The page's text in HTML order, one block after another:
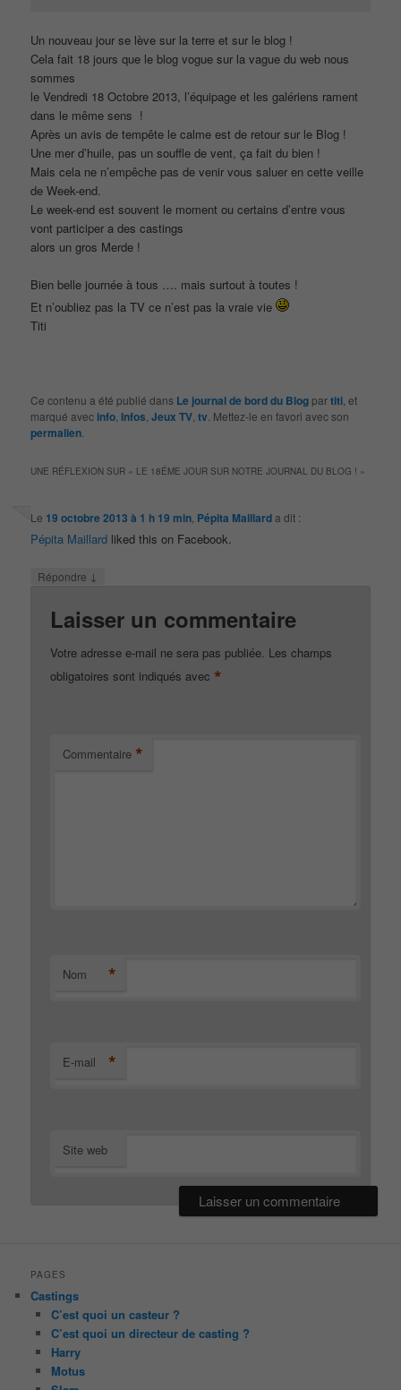
Un nouveau jour se lève sur la terre et sur le blog !
Cela fait 18 jours que le blog vogue sur la vague du web nous
sommes
le Vendredi 18 Octobre 2013, l’équipage et les galériens rament
dans le même sens !
Après un avis de tempête le calme est de retour sur le Blog !
Une mer d’huile, pas un souffle de vent, ça fait du bien !
Mais cela ne n’empêche pas de venir vous saluer en cette veille
de Week-end.
Le week-end est souvent le moment ou certains d’entre vous
vont participer a des castings
alors un gros Merde !
Bien belle journée à tous …. mais surtout à toutes !
Et n’oubliez pas la TV ce n’est pas la vraie vie
Titi
Ce contenu a été publié dans Le journal de bord du Blog partiti , et
marqué avec info Infos ,Jeux TV ,tv . Mettez-le en favori avec son
permalien
UNE RÉFLEXION SUR « LE 18ÉME JOUR SUR NOTRE JOURNAL DU BLOG ! »
Le 19 octobre 2013 à 1 h 19 min Pépita Maillarda dit :
Pépita Maillard liked this on Facebook.
Répondre ↓
Laisser un commentaire
Votre adresse e-mail ne sera pas publiée. Les champs
obligatoires sont indiqués avec *
Commentaire *
Nom *
E-mail *
Site web
PAGES
Castings
C’est quoi un casteur ?
C’est quoi un directeur de casting ?
Harry
Motus